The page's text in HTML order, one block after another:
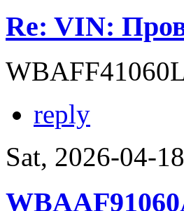
Re: VIN:
reply
Sat, 2026-04-